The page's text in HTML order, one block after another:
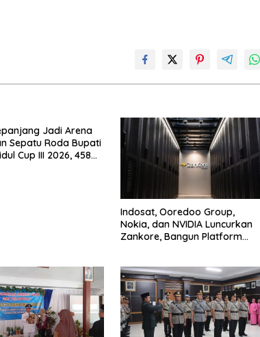
Jadi Arena
Sepatu Roda Bupati
Cup III 2026, 458
Indosat, Ooredoo Group,
Nokia, dan NVIDIA Luncurkan
Zankore, Bangun Platform